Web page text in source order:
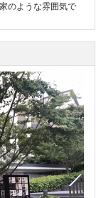
のような雰囲気で